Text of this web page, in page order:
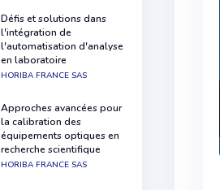
Défis et solutions dans
l'intégration de
l'automatisation d'analyse
en laboratoire
HORIBA FRANCE SAS
Approches avancées pour
la calibration des
équipements optiques en
recherche scientifique
HORIBA FRANCE SAS